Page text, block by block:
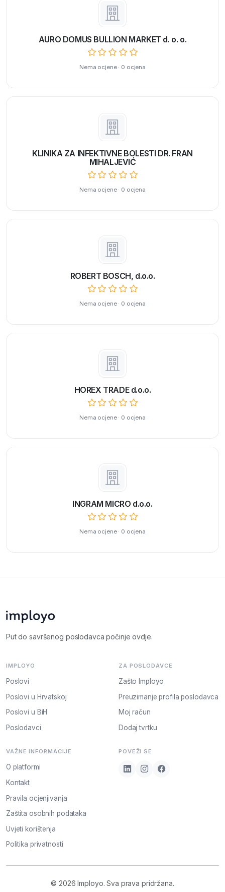
AURO DOMUS BULLION MARKET d. o. o.
Nema ocjene · 0 ocjena
KLINIKA ZA INFEKTIVNE BOLESTI DR. FRAN
MIHALJEVIĆ
Nema ocjene · 0 ocjena
ROBERT BOSCH, d.o.o.
Nema ocjene · 0 ocjena
HOREX TRADE d.o.o.
Nema ocjene · 0 ocjena
INGRAM MICRO d.o.o.
Nema ocjene · 0 ocjena
Put do savršenog poslodavca počinje ovdje.
IMPLOYO
Poslovi
Poslovi u Hrvatskoj
Poslovi u BiH
Poslodavci
ZA POSLODAVCE
Zašto Imployo
Preuzimanje profila poslodavca
Moj račun
Dodaj tvrtku
VAŽNE INFORMACIJE
O platformi
Kontakt
Pravila ocjenjivanja
Zaštita osobnih podataka
Uvjeti korištenja
Politika privatnosti
POVEŽI SE
© 2026 Imployo. Sva prava pridržana.